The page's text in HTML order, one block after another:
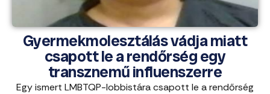
Gyermekmolesztálás vádja miatt
csapott le a rendőrség egy
transznemű influenszerre
Egy ismert LMBTQP-lobbistára csapott le a rendőrség